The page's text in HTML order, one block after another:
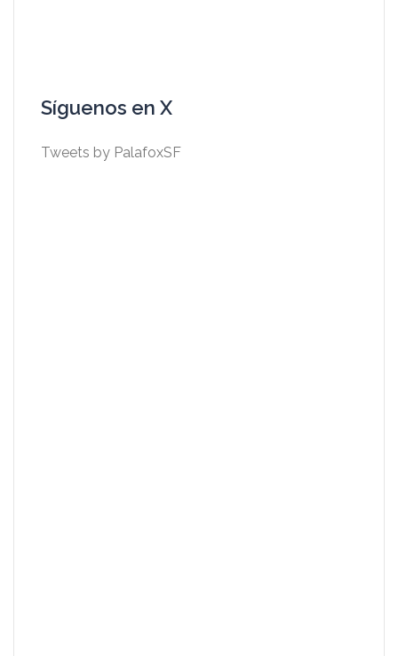
Síguenos en X
Tweets by PalafoxSF